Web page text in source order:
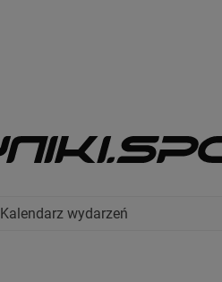
Kalendarz wydarzeń